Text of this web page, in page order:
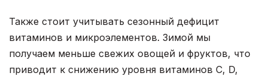
Также стоит учитывать сезонный дефицит
витаминов и микроэлементов. Зимой мы
получаем меньше свежих овощей и фруктов, что
приводит к снижению уровня витаминов C, D,